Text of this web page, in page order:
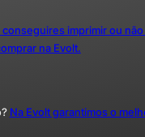
conseguires imprimir ou
na Evolt.
Na Evolt garantimos o